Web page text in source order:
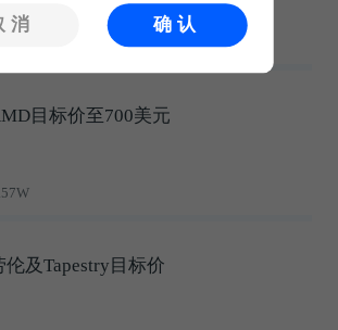
目标价至700美元
及Tapestry目标价
消 确认